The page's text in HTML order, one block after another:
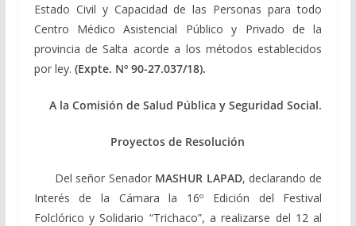
Estado Civil y Capacidad de las Personas para todo
Centro Médico Asistencial Público y Privado de la
provincia de Salta acorde a los métodos establecidos
por ley. (Expte. Nº 90-27.037/18).
A la Comisión de Salud Pública y Seguridad Social.
Proyectos de Resolución
Del señor SenadorMASHUR LAPAD, declarando de
Interés de la Cámara la 16º Edición del Festival
Folclórico y Solidario “Trichaco”, a realizarse del 12 al